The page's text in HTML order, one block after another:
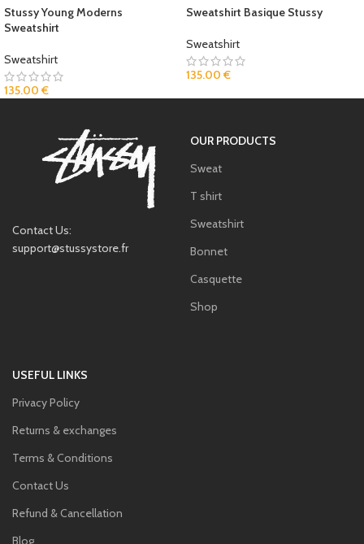
Stussy Young Moderns
Sweatshirt
Sweatshirt
135.00 €
Sweatshirt Basique Stussy
Sweatshirt
135.00 €
Contact Us:
support@stussystore.fr
OUR PRODUCTS
Sweat
T shirt
Sweatshirt
Bonnet
Casquette
Shop
USEFUL LINKS
Privacy Policy
Returns & exchanges
Terms & Conditions
Contact Us
Refund & Cancellation
Blog